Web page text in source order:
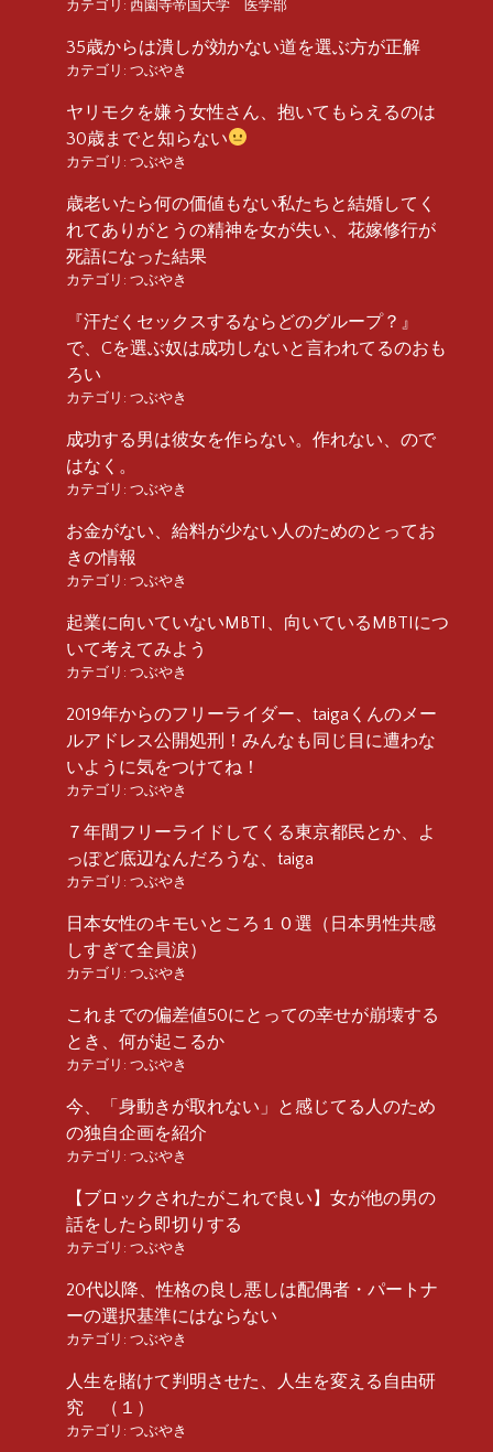
カテゴリ: 西園寺帝国大学 医学部
35歳からは潰しが効かない道を選ぶ方が正解
カテゴリ: つぶやき
ヤリモクを嫌う女性さん、抱いてもらえるのは
30歳までと知らない
カテゴリ: つぶやき
歳老いたら何の価値もない私たちと結婚してく
れてありがとうの精神を女が失い、花嫁修行が
死語になった結果
カテゴリ: つぶやき
『汗だくセックスするならどのグループ？』
で、Cを選ぶ奴は成功しないと言われてるのおも
ろい
カテゴリ: つぶやき
成功する男は彼女を作らない。作れない、ので
はなく。
カテゴリ: つぶやき
お金がない、給料が少ない人のためのとってお
きの情報
カテゴリ: つぶやき
起業に向いていないMBTI、向いているMBTIにつ
いて考えてみよう
カテゴリ: つぶやき
2019年からのフリーライダー、taigaくんのメー
ルアドレス公開処刑！みんなも同じ目に遭わな
いように気をつけてね！
カテゴリ: つぶやき
７年間フリーライドしてくる東京都民とか、よ
っぽど底辺なんだろうな、taiga
カテゴリ: つぶやき
日本女性のキモいところ１０選（日本男性共感
しすぎて全員涙）
カテゴリ: つぶやき
これまでの偏差値50にとっての幸せが崩壊する
とき、何が起こるか
カテゴリ: つぶやき
今、「身動きが取れない」と感じてる人のため
の独自企画を紹介
カテゴリ: つぶやき
【ブロックされたがこれで良い】女が他の男の
話をしたら即切りする
カテゴリ: つぶやき
20代以降、性格の良し悪しは配偶者・パートナ
ーの選択基準にはならない
カテゴリ: つぶやき
人生を賭けて判明させた、人生を変える自由研
究 （１）
カテゴリ: つぶやき